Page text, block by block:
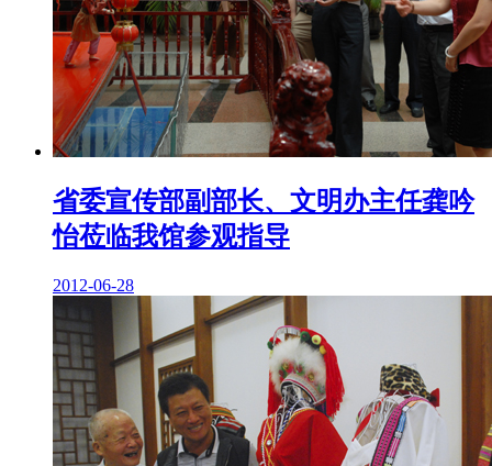
省委宣传部副部长、文明办主任龚吟
怡莅临我馆参观指导
2012-06-28